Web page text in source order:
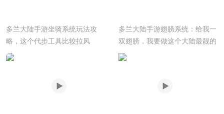
多兰大陆手游坐骑系统玩法攻
略，这个代步工具比较拉风
多兰大陆手游翅膀系统：给我一
双翅膀，我要做这个大陆最靓的
仔